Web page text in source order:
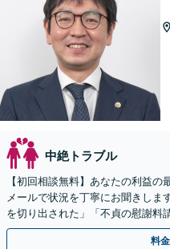
中絶トラブル
【初回相談無料】あなたの利益の
メールで状況を丁寧にお聞きしま
を切り出された」「不貞の慰謝料
【リーズナブルな料金設定】
料